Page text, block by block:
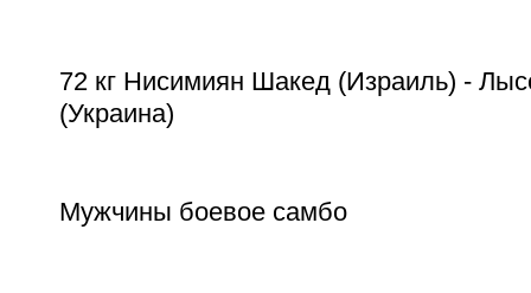
72 кг Нисимиян Шакед (Израиль) -
(Украина)
Мужчины боевое самбо